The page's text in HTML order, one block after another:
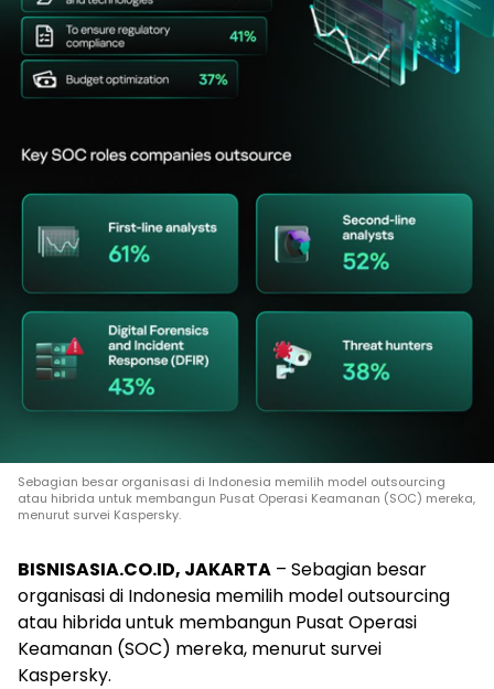
Sebagian besar organisasi di Indonesia memilih model outsourcing
atau hibrida untuk membangun Pusat Operasi Keamanan (SOC) mereka,
menurut survei Kaspersky.
BISNISASIA.CO.ID, JAKARTA – Sebagian besar
organisasi di Indonesia memilih model outsourcing
atau hibrida untuk membangun Pusat Operasi
Keamanan (SOC) mereka, menurut survei
Kaspersky.